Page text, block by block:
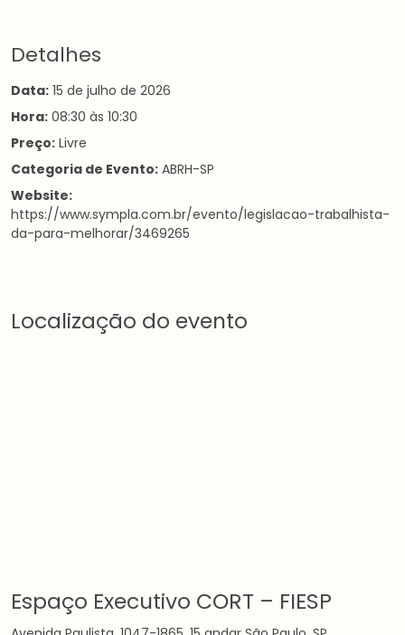
Detalhes
Data: 15 de julho de 2026
Hora: 08:30 às 10:30
Preço: Livre
Categoria de Evento: ABRH-SP
Website:
https://www.sympla.com.br/evento/legislacao-trabalhista-
da-para-melhorar/3469265
Localização do evento
Espaço Executivo CORT – FIESP